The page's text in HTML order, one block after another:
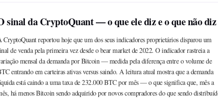
sinal da CryptoQuant — o que ele diz e o que não diz
CryptoQuant reportou hoje que um dos seus indicadores proprietários disparou um
de venda pela primeira vez desde o bear market de 2022. O indicador rastreia a
mensal da demanda por Bitcoin — medida pela diferença entre o volume de
entrando em carteiras ativas versus saindo. A leitura atual mostra que a demanda
está caindo a uma taxa de 232.000 BTC por mês — o que significa que, mês a
há menos Bitcoin sendo adquirido por novos compradores do que sendo